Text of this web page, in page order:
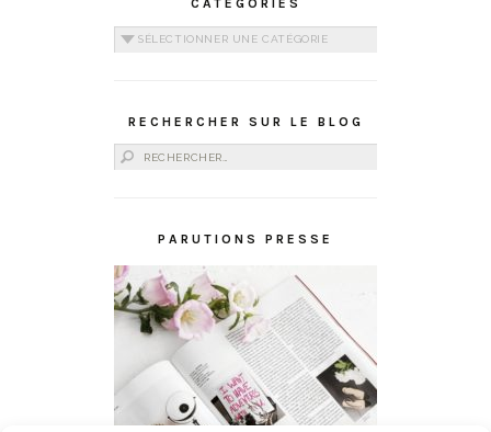
CATÉGORIES
Catégories
RECHERCHER SUR LE BLOG
Rechercher :
PARUTIONS PRESSE